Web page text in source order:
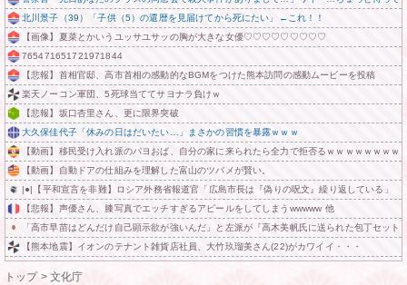
北川景子（39）「子供（5）の還暦を見届けてから死にたい」←これ！！
【画像】夏菜とかいうユッサユサッの胸が大きな女優♡♡♡♡♡♡♡♡♡
765471651721971844
【悲報】首相官邸、高市首相の感動的なBGMをつけた熊本訪問の感動ムービーを投稿
楽天ノーコン軍団、5死球当ててサヨナラ負けｗ
【悲報】坂口杏里さん、更に限界突破
大久保佳代子「休みの日はだいたい…」まさかの習慣を暴露ｗｗｗ
【動画】移民受け入れ派のパヨおば、自分の家に来られたら全力で拒否るｗｗｗｗｗｗｗｗ
【動画】自動ドアの仕組みを理解した富山のツバメが賢い。
|●|【平和宣言を非難】ロシア外務省報道官「広島市長は『偽りの呪文』繰り返している」
【悲報】声優さん、膝写真でエッチすぎるアピールをしてしまうwwwww 他
「高市早苗はどんだけ自己顕示欲が強いんだ」と左派が『高木美帆氏に送られた包丁セッ
【熊本地震】イオンのテナント雑貨店社員、大竹玖瑠美さん(22)がカワイイ・・・
トップ> 文化庁